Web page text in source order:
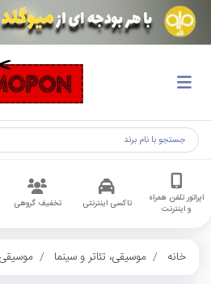
اپراتور تلفن همراه
و اینترنت
تاکسی اینترنتی تخفیف گروهی
خانه موسیقی، تئاتر و سینما موسیقی